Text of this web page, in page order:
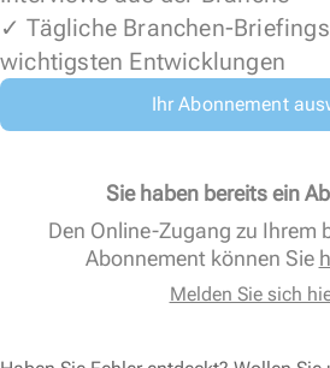
✓ Tägliche Branchen-
wichtigsten Entwicklungen
Ihr Abonnement
Sie haben bereits ein
Den Online-Zugang zu Ihrem
Abonnement können Sie
Melden Sie sich